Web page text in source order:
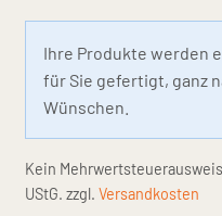
Ihre Produkte werden
für Sie gefertigt, ganz
Wünschen.
Kein
UStG. zzgl. Versandkosten